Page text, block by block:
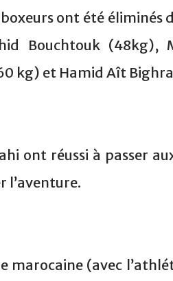
boxeurs ont été
Bouchtouk
kg) et Hamid Aît
ont réussi à passer
l’aventure.
marocaine (avec